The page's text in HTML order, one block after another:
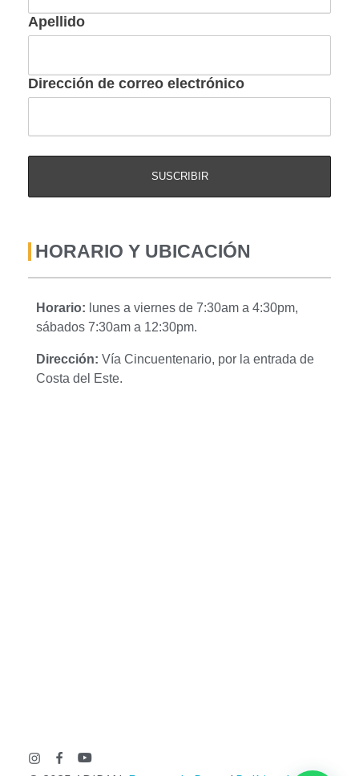
Apellido
Dirección de correo electrónico
HORARIO Y UBICACIÓN
Horario: lunes a viernes de 7:30am a 4:30pm,
sábados 7:30am a 12:30pm.
Dirección: Vía Cincuentenario, por la entrada de
Costa del Este.